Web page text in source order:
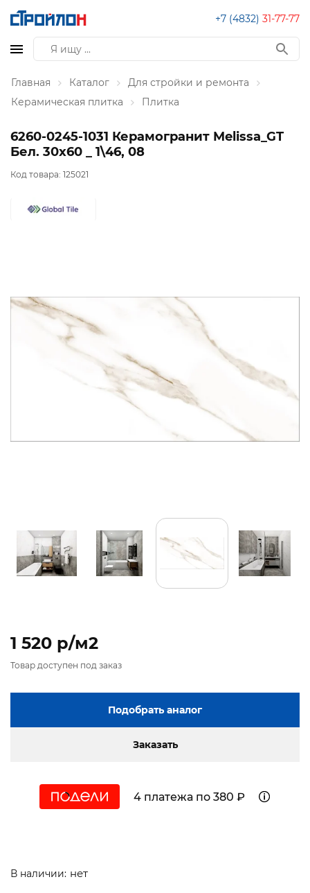
+7 (4832) 31-77-77
Главная Каталог
Для стройки и ремонта
Керамическая плитка
Плитка
6260-0245-1031 Керамогранит Melissa_GT
Бел. 30x60 _ 1\46, 08
Код товара: 125021
1 520 p/м2
Товар доступен под заказ
Подобрать аналог
Заказать
4 платежа по 380 ₽
В наличии: нет